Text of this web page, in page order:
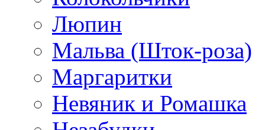
Люпин
Мальва (Шток-роза)
Маргаритки
Невяник и Ромашка